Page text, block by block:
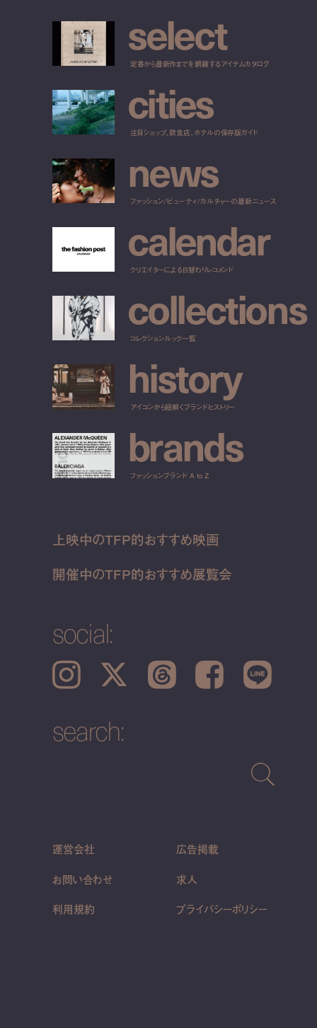
select
定番から最新作までを網羅するアイテムカタログ
cities
注目ショップ、飲食店、ホテルの保存版ガイド
news
ファッション/ビューティ/カルチャーの最新ニュース
calendar
クリエイターによる日替わりレコメンド
collections
コレクションルック一覧
history
アイコンから紐解くブランドヒストリー
brands
ファッションブランド A to Z
上映中のTFP的おすすめ映画
開催中のTFP的おすすめ展覧会
social:
Instagram 𝕏 Threads Facebook LINE
search:
運営会社
広告掲載
お問い合わせ
求人
利用規約
プライバシーポリシー